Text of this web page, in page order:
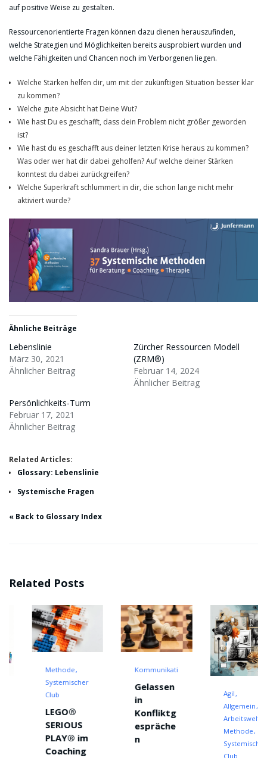
auf positive Weise zu gestalten.
Ressourcenorientierte Fragen können dazu dienen herauszufinden,
welche Strategien und Möglichkeiten bereits ausprobiert wurden und
welche Fähigkeiten und Chancen noch im Verborgenen liegen.
Welche Stärken helfen dir, um mit der zukünftigen Situation besser klar
zu kommen?
Welche gute Absicht hat Deine Wut?
Wie hast Du es geschafft, dass dein Problem nicht größer geworden
ist?
Wie hast du es geschafft aus deiner letzten Krise heraus zu kommen?
Was oder wer hat dir dabei geholfen? Auf welche deiner Stärken
konntest du dabei zurückgreifen?
Welche Superkraft schlummert in dir, die schon lange nicht mehr
aktiviert wurde?
Ähnliche Beiträge
Lebenslinie
März 30, 2021
Ähnlicher Beitrag
Zürcher Ressourcen Modell
(ZRM®)
Februar 14, 2024
Ähnlicher Beitrag
Persönlichkeits-Turm
Februar 17, 2021
Ähnlicher Beitrag
Related Articles:
Glossary: Lebenslinie
Systemische Fragen
« Back to Glossary Index
Related Posts
Methode
Systemischer
LEGO®
SERIOUS
PLAY® im
Coaching
Kommunikation
Gelassen
Konfliktg
espräche
Allgemein
Arbeitswelt
Methode
Systemischer